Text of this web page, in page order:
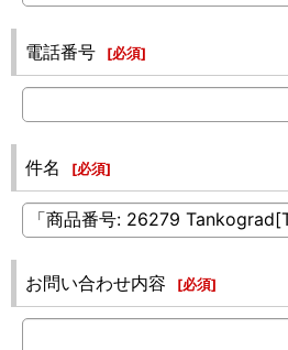
電話番号 [必須]
件名 [必須]
お問い合わせ内容 [必須]